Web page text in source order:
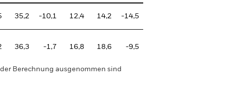
35,2 -10,1 12,4 14,2 -14,5
36,3 -1,7 16,8 18,6 -9,5
Berechnung ausgenommen sind